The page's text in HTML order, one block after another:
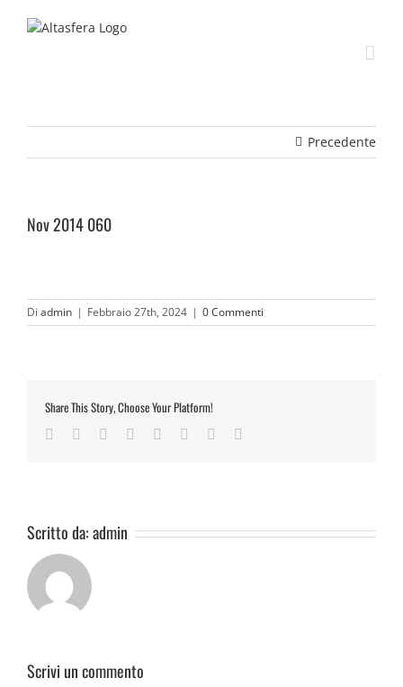
Precedente
Nov 2014 060
Di admin | Febbraio 27th, 2024 | 0 Commenti
Share This Story, Choose Your Platform!
Facebook
TwitterReddit LinkedIn
TumblrPinterest
Scritto da:admin
Scrivi un commento